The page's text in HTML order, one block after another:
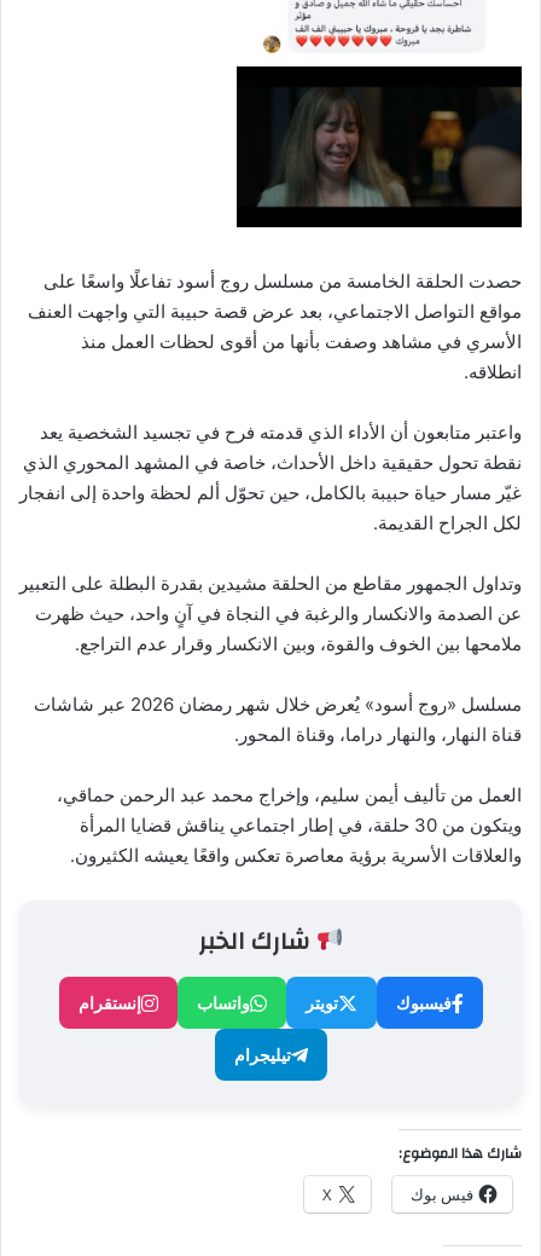
حصدت الحلقة الخامسة من مسلسل روج أسود تفاعلًا واسعًا على
مواقع التواصل الاجتماعي، بعد عرض قصة حبيبة التي واجهت العنف
الأسري في مشاهد وصفت بأنها من أقوى لحظات العمل منذ
انطلاقه.
واعتبر متابعون أن الأداء الذي قدمته فرح في تجسيد الشخصية يعد
نقطة تحول حقيقية داخل الأحداث، خاصة في المشهد المحوري الذي
غيّر مسار حياة حبيبة بالكامل، حين تحوّل ألم لحظة واحدة إلى انفجار
لكل الجراح القديمة.
وتداول الجمهور مقاطع من الحلقة مشيدين بقدرة البطلة على التعبير
عن الصدمة والانكسار والرغبة في النجاة في آنٍ واحد، حيث ظهرت
ملامحها بين الخوف والقوة، وبين الانكسار وقرار عدم التراجع.
مسلسل «روج أسود» يُعرض خلال شهر رمضان 2026 عبر شاشات
قناة النهار، والنهار دراما، وقناة المحور.
العمل من تأليف أيمن سليم، وإخراج محمد عبد الرحمن حماقي،
ويتكون من 30 حلقة، في إطار اجتماعي يناقش قضايا المرأة
والعلاقات الأسرية برؤية معاصرة تعكس واقعًا يعيشه الكثيرون.
شارك الخبر
فيسبوك تويتر واتساب إنستقرام
تيليجرام
شارك هذا الموضوع:
فيس بوك X